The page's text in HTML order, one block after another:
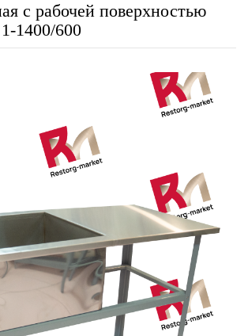
с рабочей поверхностью
1400/600